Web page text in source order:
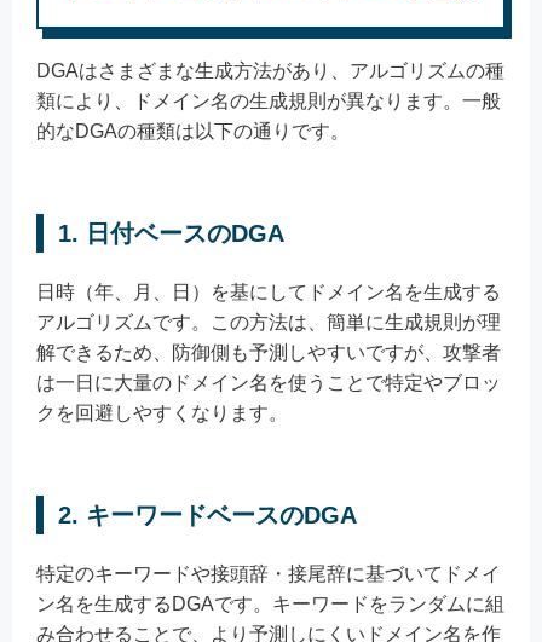
DGAはさまざまな生成方法があり、アルゴリズムの種
類により、ドメイン名の生成規則が異なります。一般
的なDGAの種類は以下の通りです。
1. 日付ベースのDGA
日時（年、月、日）を基にしてドメイン名を生成する
アルゴリズムです。この方法は、簡単に生成規則が理
解できるため、防御側も予測しやすいですが、攻撃者
は一日に大量のドメイン名を使うことで特定やブロッ
クを回避しやすくなります。
2. キーワードベースのDGA
特定のキーワードや接頭辞・接尾辞に基づいてドメイ
ン名を生成するDGAです。キーワードをランダムに組
み合わせることで、より予測しにくいドメイン名を作